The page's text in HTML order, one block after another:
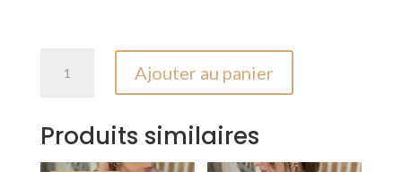
Ajouter au panier
Produits similaires